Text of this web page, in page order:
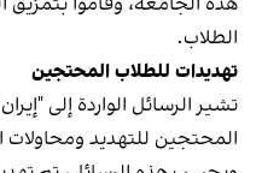
الطلاب.
تهديدات للطلاب المحتجين
تشير الرسائل الواردة إلى
المحتجين للتهديد